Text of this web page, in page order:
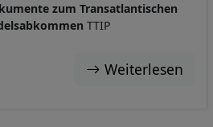
zum Transatlantischen
TTIP
Weiterlesen